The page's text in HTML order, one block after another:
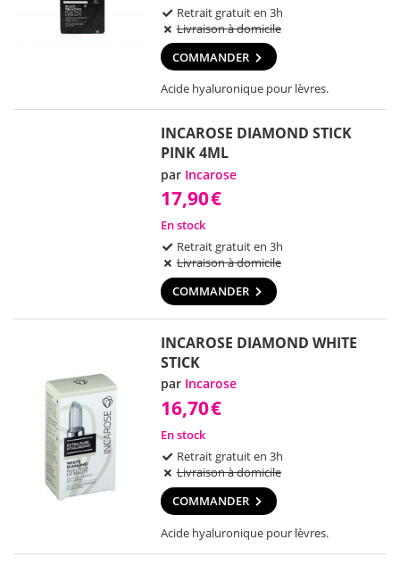
Retrait gratuit en 3h
Livraison à domicile
COMMANDER
Acide hyaluronique pour lèvres.
INCAROSE DIAMOND STICK
PINK 4ML
par Incarose
17,90€
En stock
Retrait gratuit en 3h
Livraison à domicile
COMMANDER
INCAROSE DIAMOND WHITE
STICK
par Incarose
16,70€
En stock
Retrait gratuit en 3h
Livraison à domicile
COMMANDER
Acide hyaluronique pour lèvres.